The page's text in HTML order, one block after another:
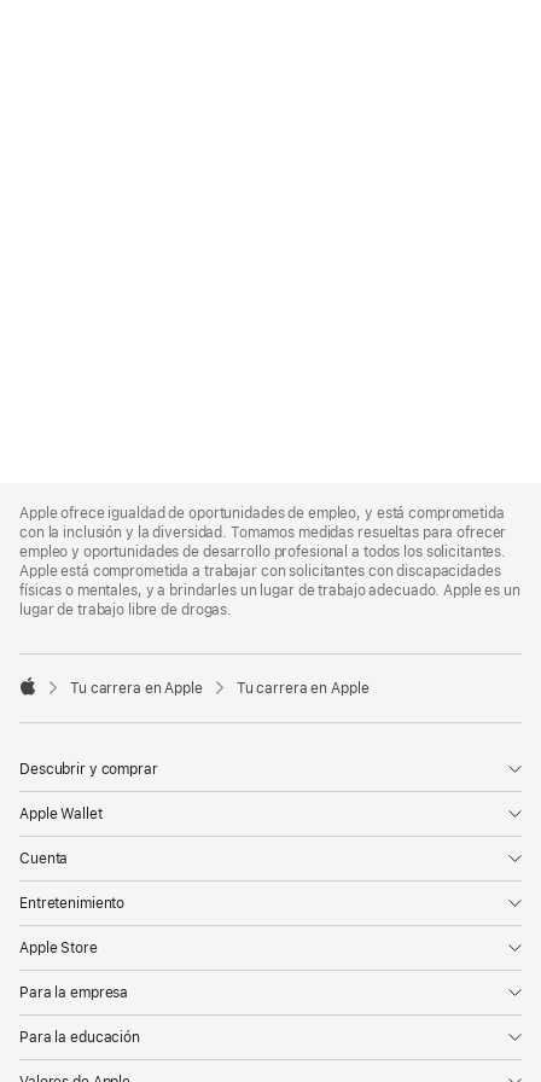
Footer
Apple ofrece igualdad de oportunidades de empleo, y está comprometida
con la inclusión y la diversidad. Tomamos medidas resueltas para ofrecer
empleo y oportunidades de desarrollo profesional a todos los solicitantes.
Apple está comprometida a trabajar con solicitantes con discapacidades
físicas o mentales, y a brindarles un lugar de trabajo adecuado. Apple es un
lugar de trabajo libre de drogas.

Tu carrera en Apple Tu carrera en Apple
Descubrir y comprar
Apple Wallet
Cuenta
Entretenimiento
Apple Store
Para la empresa
Para la educación